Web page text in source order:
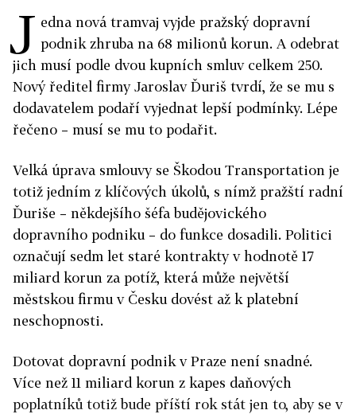
J edna nová tramvaj vyjde pražský dopravní
podnik zhruba na 68 milionů korun. A odebrat
jich musí podle dvou kupních smluv celkem 250.
Nový ředitel firmy Jaroslav Ďuriš tvrdí, že se mu s
dodavatelem podaří vyjednat lepší podmínky. Lépe
řečeno – musí se mu to podařit.
Velká úprava smlouvy se Škodou Transportation je
totiž jedním z klíčových úkolů, s nímž pražští radní
Ďuriše – někdejšího šéfa budějovického
dopravního podniku – do funkce dosadili. Politici
označují sedm let staré kontrakty v hodnotě 17
miliard korun za potíž, která může největší
městskou firmu v Česku dovést až k platební
neschopnosti.
Dotovat dopravní podnik v Praze není snadné.
Více než 11 miliard korun z kapes daňových
poplatníků totiž bude příští rok stát jen to, aby se v